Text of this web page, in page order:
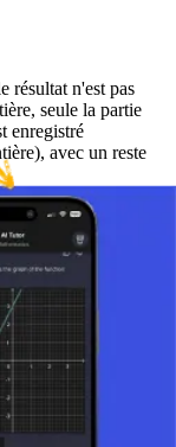
résultat n'est pas
seule la partie
enregistré
avec un reste
modulaire et dans
nombre entier, le
ou sous forme